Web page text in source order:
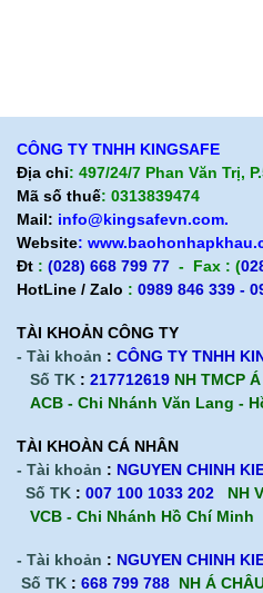
CÔNG TY TNHH KINGSAFE
Địa chỉ: 497/24/7 Phan Văn Trị,
Mã số thuế: 0313839474
Mail: info@kingsafevn.com.
Website:
Đt : (028) 668 799 77 - Fax : (
HotLine / Zalo : 0989 846 339 -
TÀI KHOẢN CÔNG TY
- Tài khoản : CÔNG TY TNHH
Số TK : 217712619 NH TMCP
ACB - Chi Nhánh Văn Lang -
TÀI KHOÀN CÁ NHÂN
- Tài khoản : NGUYEN CHINH
Số TK : 007 100 1033 202
NH
VCB - Chi Nhánh Hồ Chí Minh
- Tài khoản : NGUYEN CHINH
Số TK : 668 799 788 NH Á